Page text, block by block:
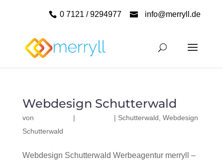
0 7121 / 9294977 info@merryll.de
Webdesign Schutterwald
von | | Schutterwald Webdesign
Schutterwald
Webdesign Schutterwald Werbeagentur merryll –